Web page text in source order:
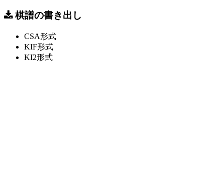
棋譜の書き出し
CSA形式
KIF形式
KI2形式